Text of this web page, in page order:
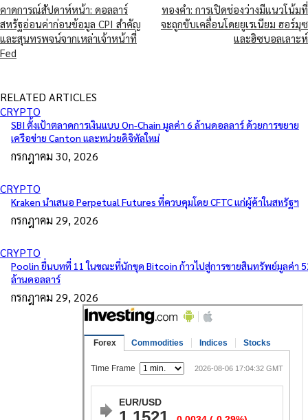
คาดการณ์สัปดาห์หน้า: ดอลลาร์
สหรัฐอ่อนค่าก่อนข้อมูล CPI สำคัญ
และสุนทรพจน์จากเหล่าเจ้าหน้าที่
Fed
ทองคำ: การเปิดช่องว่างมีแนวโน้มที่
จะถูกขับเคลื่อนโดยยูเรเนียม ฮอร์มุซ
และฮิซบอลเลาะห์
RELATED ARTICLES
CRYPTO
SBI ตั้งเป้าตลาดการเงินแบบ On-Chain มูลค่า 6 ล้านดอลลาร์ ด้วยการขยาย
เครือข่าย Canton และหน่วยดิจิทัลใหม่
กรกฎาคม 30, 2026
CRYPTO
Kraken นำเสนอ Perpetual Futures ที่ควบคุมโดย CFTC แก่ผู้ค้าในสหรัฐฯ
กรกฎาคม 29, 2026
CRYPTO
Poolin ยื่นบทที่ 11 ในขณะที่นักขุด Bitcoin ก้าวไปสู่การขายสินทรัพย์มูลค่า
ล้านดอลลาร์
กรกฎาคม 29, 2026